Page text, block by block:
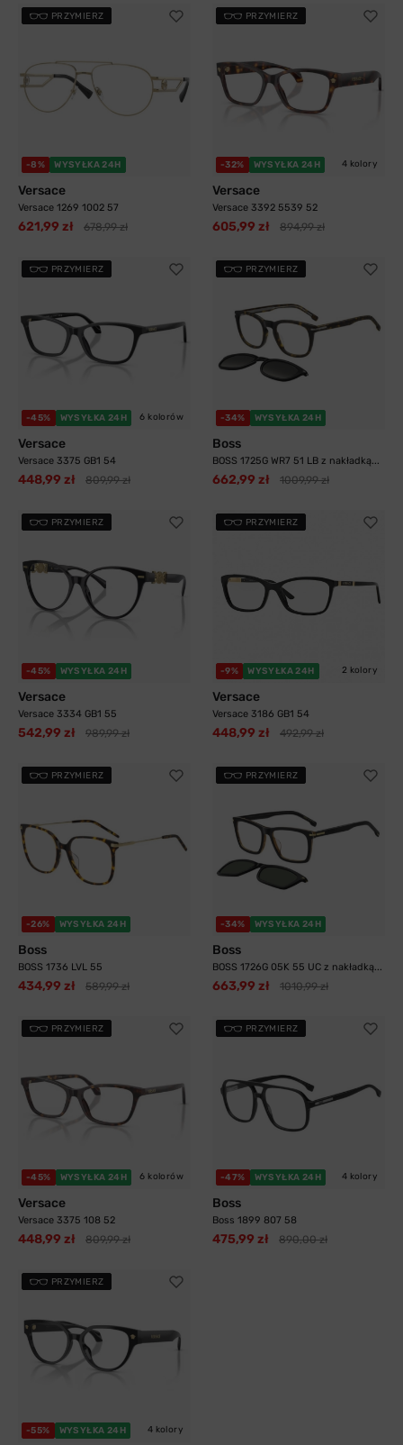
PRZYMIERZ
-8% WYSYŁKA 24H
Versace
Versace 1269 1002 57
621,99 zł 678,99 zł
PRZYMIERZ
-32% WYSYŁKA 24H 4 kolory
Versace
Versace 3392 5539 52
605,99 zł 894,99 zł
PRZYMIERZ
-45% WYSYŁKA 24H 6 kolorów
Versace
Versace 3375 GB1 54
448,99 zł 809,99 zł
PRZYMIERZ
-34% WYSYŁKA 24H
Boss
BOSS 1725G WR7 51 LB z nakładką...
662,99 zł 1009,99 zł
PRZYMIERZ
-45% WYSYŁKA 24H
Versace
Versace 3334 GB1 55
542,99 zł 989,99 zł
PRZYMIERZ
-9% WYSYŁKA 24H 2 kolory
Versace
Versace 3186 GB1 54
448,99 zł 492,99 zł
PRZYMIERZ
-26% WYSYŁKA 24H
Boss
BOSS 1736 LVL 55
434,99 zł 589,99 zł
PRZYMIERZ
-34% WYSYŁKA 24H
Boss
BOSS 1726G 05K 55 UC z nakładką...
663,99 zł 1010,99 zł
PRZYMIERZ
-45% WYSYŁKA 24H 6 kolorów
Versace
Versace 3375 108 52
448,99 zł 809,99 zł
PRZYMIERZ
-47% WYSYŁKA 24H 4 kolory
Boss
Boss 1899 807 58
475,99 zł 890,00 zł
PRZYMIERZ
-55% WYSYŁKA 24H 4 kolory